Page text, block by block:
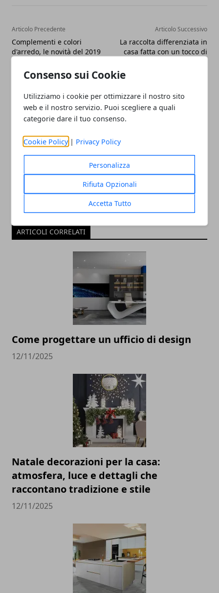
Consenso sui Cookie
Utilizziamo i cookie per ottimizzare il nostro sito
web e il nostro servizio. Puoi scegliere a quali
categorie dare il tuo consenso.
Cookie Policy | Privacy Policy
Personalizza
Rifiuta Opzionali
Accetta Tutto
Articolo Precedente
Complementi e colori
d'arredo, le novità del 2019
Articolo Successivo
La raccolta differenziata in
casa fatta con un tocco di
Redazione
articoli di tendenza e le ultime news
ARTICOLI CORRELATI
Come progettare un ufficio di design
12/11/2025
Natale decorazioni per la casa:
atmosfera, luce e dettagli che
raccontano tradizione e stile
12/11/2025